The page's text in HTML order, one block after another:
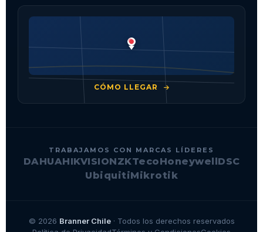
CÓMO LLEGAR
TRABAJAMOS CON MARCAS LÍDERES
DAHUAHIKVISIONZKTecoHoneywellDSC
UbiquitiMikrotik
© 2026 Branner Chile· Todos los derechos reservados